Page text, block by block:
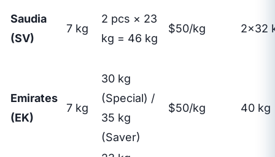
Saudia
(SV)
7 kg
2 pcs × 23
kg = 46 kg
$50/kg 2×32
Emirates
(EK)
7 kg
30 kg
(Special) /
35 kg
(Saver)
$50/kg 40 kg